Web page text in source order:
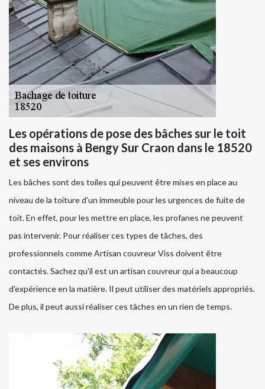
Les opérations de pose des bâches sur le toit
des maisons à Bengy Sur Craon dans le 18520
et ses environs
Les bâches sont des toiles qui peuvent être mises en place au
niveau de la toiture d'un immeuble pour les urgences de fuite de
toit. En effet, pour les mettre en place, les profanes ne peuvent
pas intervenir. Pour réaliser ces types de tâches, des
professionnels comme Artisan couvreur Viss doivent être
contactés. Sachez qu'il est un artisan couvreur qui a beaucoup
d'expérience en la matière. Il peut utiliser des matériels appropriés.
De plus, il peut aussi réaliser ces tâches en un rien de temps.